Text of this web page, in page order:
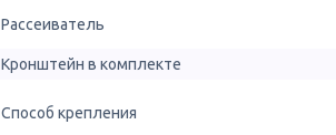
Рассеиватель
Кронштейн в комплекте
Способ крепления